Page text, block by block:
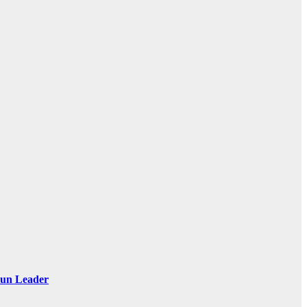
Leader